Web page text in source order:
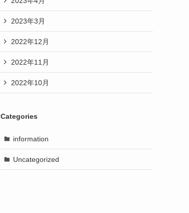
2023年3月
2022年12月
2022年11月
2022年10月
Categories
information
Uncategorized